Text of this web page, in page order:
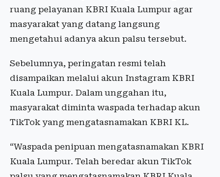
ruang pelayanan KBRI Kuala Lumpur agar
masyarakat yang datang langsung
mengetahui adanya akun palsu tersebut.
Sebelumnya, peringatan resmi telah
disampaikan melalui akun Instagram KBRI
Kuala Lumpur. Dalam unggahan itu,
masyarakat diminta waspada terhadap akun
TikTok yang mengatasnamakan KBRI KL.
“Waspada penipuan mengatasnamakan KBRI
Kuala Lumpur. Telah beredar akun TikTok